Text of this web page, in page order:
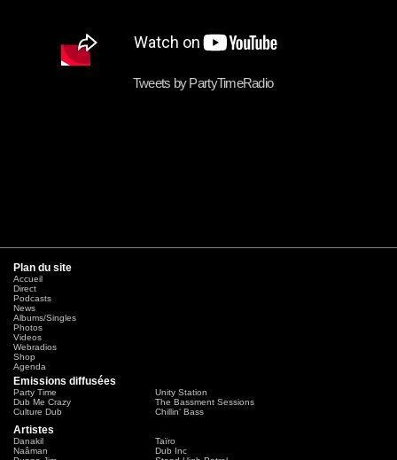
Tweets by PartyTimeRadio
Plan du site
Accueil
Direct
Podcasts
News
Albums/Singles
Photos
Videos
Webradios
Shop
Agenda
Emissions diffusées
Party Time
Unity Station
Dub Me Crazy
The Bassment Sessions
Culture Dub
Chillin' Bass
Artistes
Danakil
Taïro
Naâman
Dub Inc